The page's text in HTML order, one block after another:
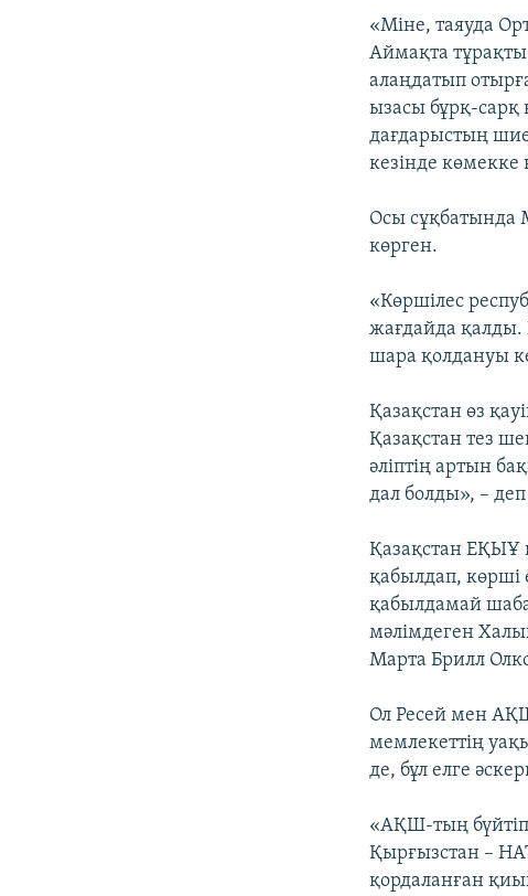
«Міне, таяуда
Аймақта
алаңдатып
ызасы бұрқ-сарқ
дағдарыстың
кезінде көмекке
Осы сұқбатында
көрген.
«Көршілес
жағдайда
шара қолдануы
Қазақстан өз
Қазақстан тез
әліптің артын
дал болды», –
Қазақстан ЕҚЫҰ
қабылдап, көрші
қабылдамай
мәлімдеген
Марта Брилл
Ол Ресей мен
мемлекеттің
де, бұл елге
«АҚШ-тың бүйтіп
Қырғызстан –
қордаланған